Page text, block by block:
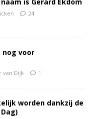
24
nog voor
van Dijk 1
worden dankzij de